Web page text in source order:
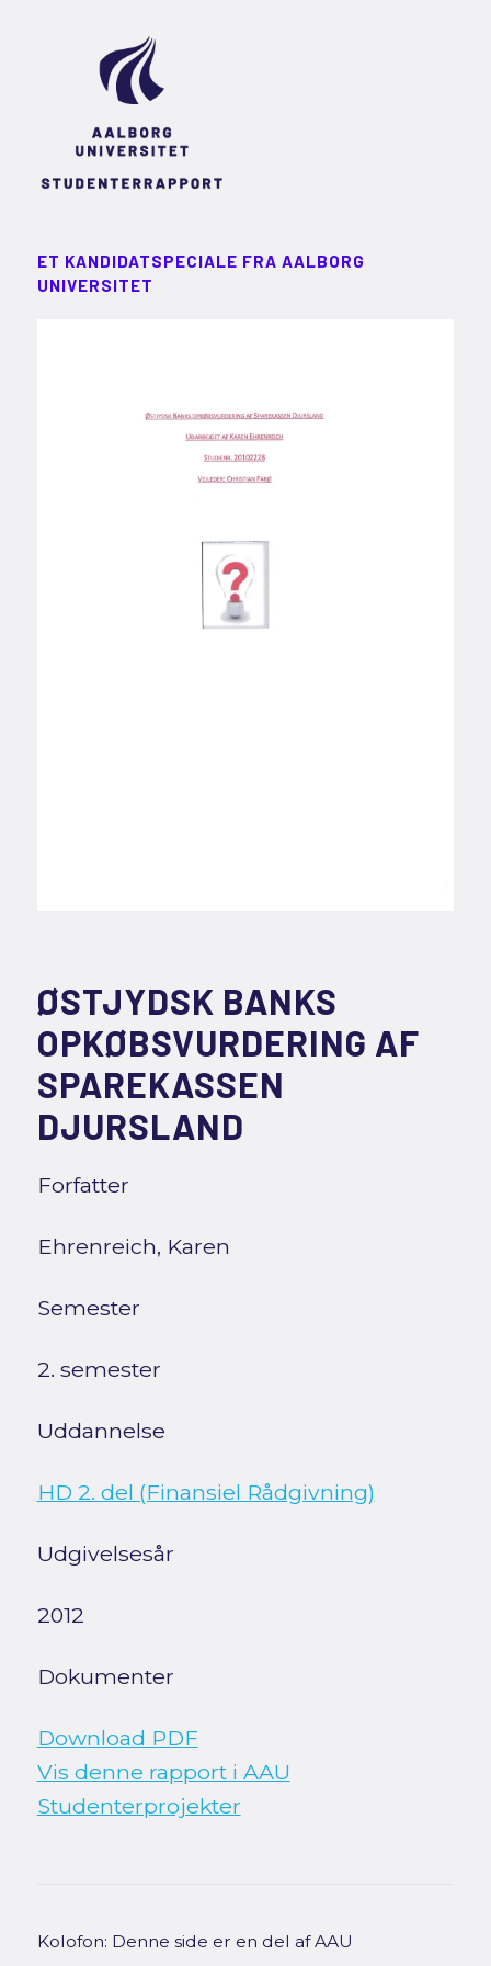
ET KANDIDATSPECIALE FRA AALBORG
UNIVERSITET
ØSTJYDSK BANKS
OPKØBSVURDERING AF
SPAREKASSEN
DJURSLAND
Forfatter
Ehrenreich, Karen
Semester
2. semester
Uddannelse
HD 2. del (Finansiel Rådgivning)
Udgivelsesår
2012
Dokumenter
Download PDF
Vis denne rapport i AAU
Studenterprojekter
Kolofon: Denne side er en del af AAU